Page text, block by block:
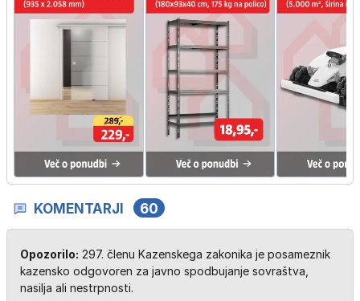
KOMENTARJI 60
Opozorilo: 297. členu Kazenskega zakonika je posameznik
kazensko odgovoren za javno spodbujanje sovraštva,
nasilja ali nestrpnosti.